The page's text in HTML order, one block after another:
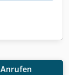
Anrufen